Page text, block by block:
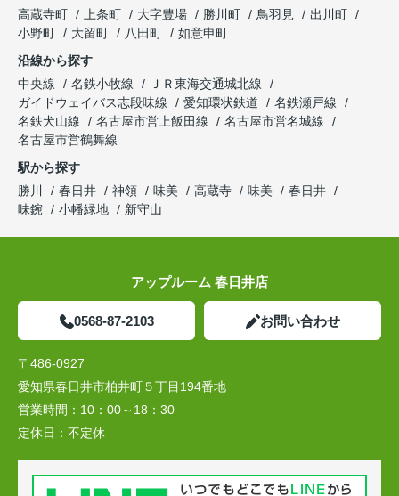
高蔵寺町
上条町 大字豊場 勝川町 鳥羽見
出川町
小野町
大留町 八田町
如意申町
沿線から探す
中央線
名鉄小牧線
ＪＲ東海交通城北線
ガイドウェイバス志段味線
愛知環状鉄道
名鉄瀬戸線
名鉄犬山線
名古屋市営上飯田線
名古屋市営名城線
名古屋市営鶴舞線
駅から探す
勝川
春日井 神領 味美 高蔵寺 味美
春日井
味鋺
小幡緑地 新守山
アップルーム 春日井店
0568-87-2103 お問い合わせ
〒486-0927
愛知県春日井市柏井町５丁目194番地
営業時間： 10：00～18：30
定休日： 不定休